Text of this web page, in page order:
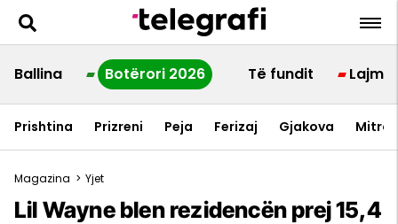
Ballina Botërori 2026 Të fundit Lajme
Prishtina Prizreni Peja Ferizaj Gjakova
Magazina > Yjet
Lil Wayne blen rezidencën prej 15,4